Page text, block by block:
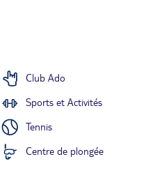
Club Ado
Sports et Activités
Tennis
Centre de plongée